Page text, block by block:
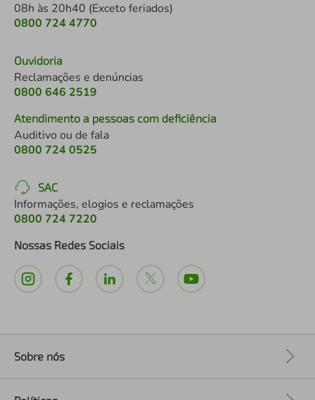
08h às 20h40 (Exceto feriados)
0800 724 4770
Ouvidoria
Reclamações e denúncias
0800 646 2519
Atendimento a pessoas com deficiência
Auditivo ou de fala
0800 724 0525
SAC
Informações, elogios e reclamações
0800 724 7220
Nossas Redes Sociais
Sobre nós